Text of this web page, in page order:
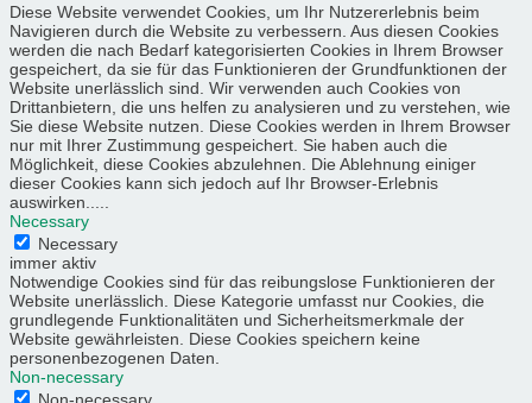
Diese Website verwendet Cookies, um Ihr Nutzererlebnis beim
Navigieren durch die Website zu verbessern. Aus diesen Cookies
werden die nach Bedarf kategorisierten Cookies in Ihrem Browser
gespeichert, da sie für das Funktionieren der Grundfunktionen der
Website unerlässlich sind. Wir verwenden auch Cookies von
Drittanbietern, die uns helfen zu analysieren und zu verstehen, wie
Sie diese Website nutzen. Diese Cookies werden in Ihrem Browser
nur mit Ihrer Zustimmung gespeichert. Sie haben auch die
Möglichkeit, diese Cookies abzulehnen. Die Ablehnung einiger
dieser Cookies kann sich jedoch auf Ihr Browser-Erlebnis
auswirken.....
Necessary
Necessary
immer aktiv
Notwendige Cookies sind für das reibungslose Funktionieren der
Website unerlässlich. Diese Kategorie umfasst nur Cookies, die
grundlegende Funktionalitäten und Sicherheitsmerkmale der
Website gewährleisten. Diese Cookies speichern keine
personenbezogenen Daten.
Non-necessary